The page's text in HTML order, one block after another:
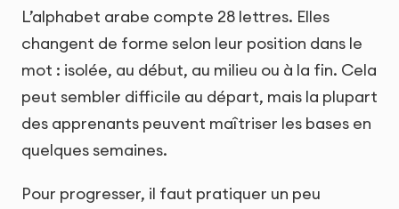
L’alphabet arabe compte 28 lettres. Elles
changent de forme selon leur position dans le
mot : isolée, au début, au milieu ou à la fin. Cela
peut sembler difficile au départ, mais la plupart
des apprenants peuvent maîtriser les bases en
quelques semaines.
Pour progresser, il faut pratiquer un peu